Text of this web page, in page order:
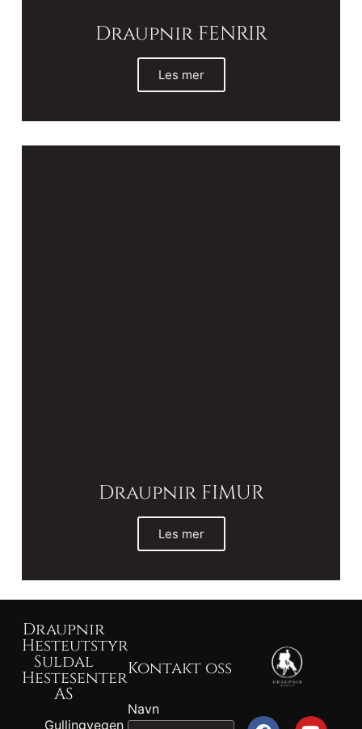
Draupnir FENRIR
Les mer
Draupnir FIMUR
Les mer
Draupnir
Hesteutstyr
Suldal
Hestesenter
AS
Gullingvegen
Kontakt oss
Navn